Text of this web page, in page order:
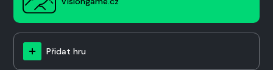
Přidat hru